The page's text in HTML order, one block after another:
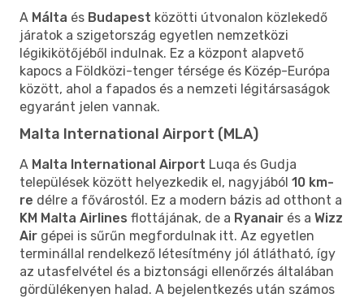
A Málta és Budapest közötti útvonalon közlekedő
járatok a szigetország egyetlen nemzetközi
légikikötőjéből indulnak. Ez a központ alapvető
kapocs a Földközi-tenger térsége és Közép-Európa
között, ahol a fapados és a nemzeti légitársaságok
egyaránt jelen vannak.
Malta International Airport (MLA)
A Malta International Airport Luqa és Gudja
települések között helyezkedik el, nagyjából 10 km-
re délre a fővárostól. Ez a modern bázis ad otthont a
KM Malta Airlines flottájának, de a Ryanair és a Wizz
Air gépei is sűrűn megfordulnak itt. Az egyetlen
terminállal rendelkező létesítmény jól átlátható, így
az utasfelvétel és a biztonsági ellenőrzés általában
gördülékenyen halad. A bejelentkezés után számos